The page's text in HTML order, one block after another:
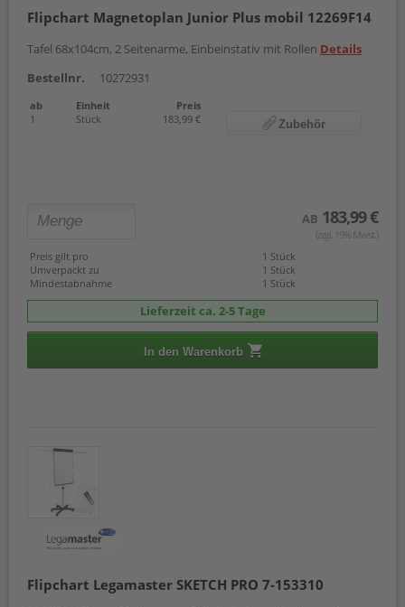
Flipchart Magnetoplan Junior Plus mobil 12269F14
Tafel 68x104cm, 2 Seitenarme, Einbeinstativ mit Rollen Details
Bestellnr.
10272931
ab Einheit
Preis
1
Stück 183,99 € Zubehör
AB 183,99 €
(zzgl. 19% Mwst.)
Preis gilt pro
1 Stück
Umverpackt zu
1 Stück
Mindestabnahme
1 Stück
Lieferzeit ca. 2-5 Tage
In den Warenkorb
Flipchart Legamaster SKETCH PRO 7-153310